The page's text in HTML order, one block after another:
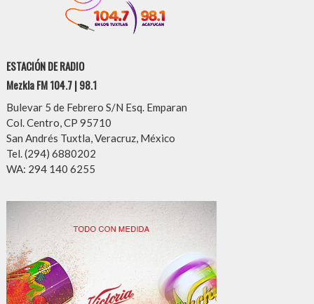
ESTACIÓN DE RADIO
Mezkla FM 104.7 | 98.1
Bulevar 5 de Febrero S/N Esq. Emparan
Col. Centro, CP 95710
San Andrés Tuxtla, Veracruz, México
Tel. (294) 6880202
WA: 294 140 6255